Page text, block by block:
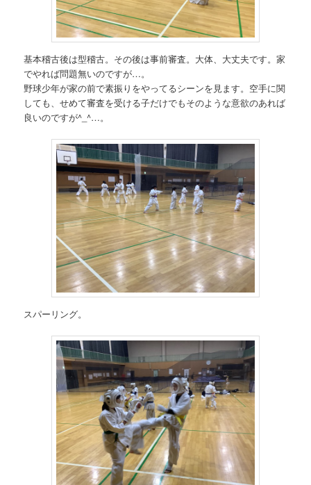
基本稽古後は型稽古。その後は事前審査。大体、大丈夫です。家
でやれば問題無いのですが…。
野球少年が家の前で素振りをやってるシーンを見ます。空手に関
しても、せめて審査を受ける子だけでもそのような意欲のあれば
良いのですが^_^…。
スパーリング。